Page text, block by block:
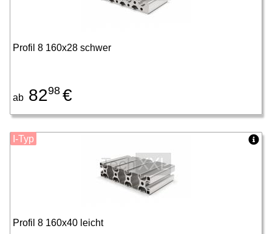
Profil 8 160x28 schwer
ab 8298 €
Profil 8 160x40 leicht
I-Typ